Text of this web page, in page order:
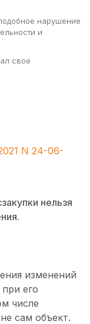
нарушение
и
свое
N 24-06-
нельзя
изменений
его
числе
сам объект.